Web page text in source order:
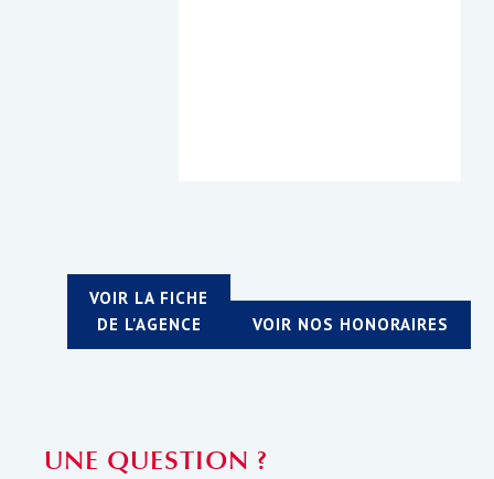
VOIR LA FICHE
DE L'AGENCE
VOIR NOS HONORAIRES
UNE QUESTION ?